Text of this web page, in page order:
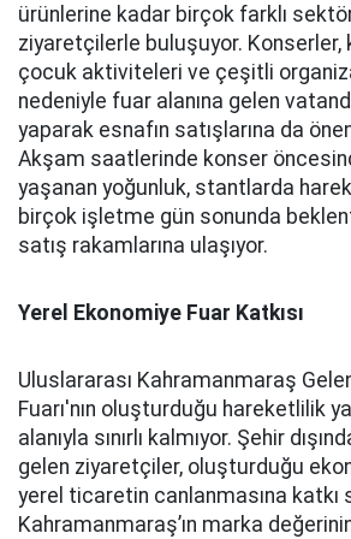
ürünlerine kadar birçok farklı
ziyaretçilerle buluşuyor. Konserler,
çocuk aktiviteleri ve çeşitli
nedeniyle fuar alanına gelen
yaparak esnafın satışlarına da
Akşam saatlerinde konser
yaşanan yoğunluk, stantlarda
birçok işletme gün sonunda
satış rakamlarına ulaşıyor.
Yerel Ekonomiye Fuar Katkısı
Uluslararası Kahramanmaraş
Fuarı'nın oluşturduğu hareketlilik
alanıyla sınırlı kalmıyor. Şehir
gelen ziyaretçiler, oluşturduğu
yerel ticaretin canlanmasına katkı
Kahramanmaraş’ın marka